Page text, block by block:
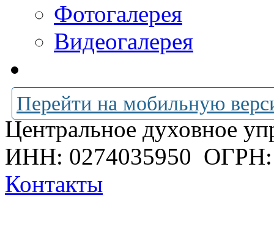
Фотогалерея
Видеогалерея
Перейти на мобильную
Центральное духовное
ИНН: 0274035950 ОГРН:
Контакты